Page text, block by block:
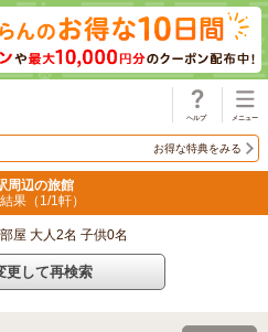
お得な特典をみる
周辺の旅館
果（ 1 /1 軒）
屋 大人2名 子供0名
更して再検索